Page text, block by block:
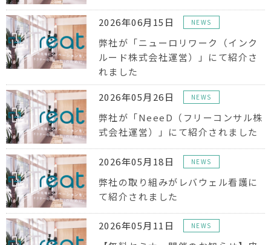
2026年06月15日 NEWS
弊社が「ニューロリワーク（インク
ルード株式会社運営）」にて紹介さ
れました
2026年05月26日 NEWS
弊社が「NeeeD（フリーコンサル株
式会社運営）」にて紹介されました
2026年05月18日 NEWS
弊社の取り組みがレバウェル看護に
て紹介されました
2026年05月11日 NEWS